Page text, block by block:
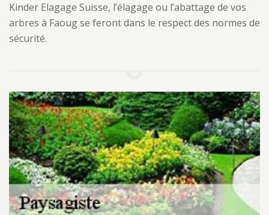
Kinder Elagage Suisse, l’élagage ou l’abattage de vos
arbres à Faoug se feront dans le respect des normes de
sécurité.